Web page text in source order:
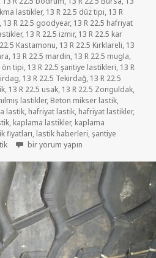
lastikler, 13 R 22.5 düz tipi, 13 R
, 13 R 22.5 goodyear, 13 R 22.5 hafriyat
, 13 R 22.5 izmir, 13 R 22.5 kar
Kastamonu, 13 R 22.5 Kırklareli, 13
, 13 R 22.5 mardin, 13 R 22.5 mugla,
ön tipi, 13 R 22.5 şantiye lastikleri, 13 R
, 13 R 22.5 Tekirdağ, 13 R 22.5
, 13 R 22.5 usak, 13 R 22.5 Zonguldak,
lastikler, Beton mikser lastik,
lastik, hafriyat lastik, hafriyat lastikler,
, kaplama lastikler, kaplama
fiyatları, lastik haberleri,şantiye
13 R22.5 SIFIR LASTİK YENİ ÖN TİPİ
bir yorum yapın